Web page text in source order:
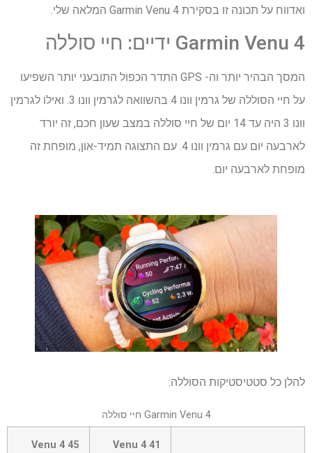
ואדווח על תכונה זו בסקירת Garmin Venu 4 המלאה שלי.
Garmin Venu 4 ידיים: חיי סוללה
המסך הבהיר יותר וה- GPS התדר הכפול התובעני יותר השפיעו
על חיי הסוללה של גרמין וונו 4 בהשוואה לגרמין וונו 3. ואילו לגרמין
וונו 3 היה עד 14 יום של חיי סוללה במצב שעון חכם, זה יורד
לארבעה יום עם גרמין וונו 4. עם התצוגה תמיד-און, מופחת זה
מופחת לארבעה יום.
להלן כל סטטיסטיקות הסוללה:
Garmin Venu 4 חיי סוללה
Venu 4 41
Venu 4 45